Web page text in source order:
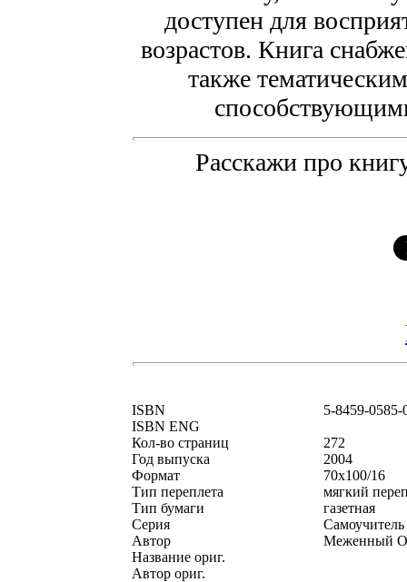
доступен для
возрастов. Книга
также
Расскажи про
ISBN
5-8459-0585-
ISBN ENG
Кол-во страниц
272
Год выпуска
2004
Формат
70x100/16
Тип переплета
мягкий
Тип бумаги
газетная
Серия
Самоучитель
Автор
Меженный
Название ориг.
Автор ориг.